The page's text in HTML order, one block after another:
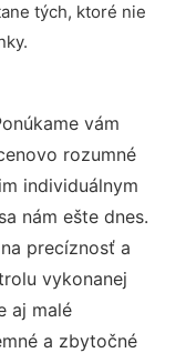
tých, ktoré nie
vám
rozumné
individuálnym
nám ešte dnes.
precíznosť a
vykonanej
aj malé
a zbytočné